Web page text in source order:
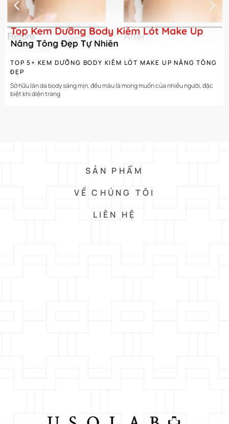
TOP 5+ KEM DƯỠNG BODY KIÊM LÓT MAKE UP NÂNG TÔNG
ĐẸP
Sở hữu làn da body sáng mịn, đều màu là mong muốn của nhiều người, đặc
biệt khi diện trang
SẢN PHẨM
VỀ CHÚNG TÔI
LIÊN HỆ